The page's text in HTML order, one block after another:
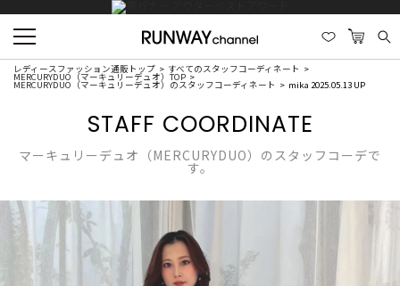
レディースファッション通販トップ すべてのスタッフコーディネート
MERCURYDUO（マーキュリーデュオ）TOP
MERCURYDUO（マーキュリーデュオ）のスタッフコーディネート mika 2025.05.13 UP
STAFF COORDINATE
マーキュリーデュオ（MERCURYDUO）のスタッフコーデで
す。